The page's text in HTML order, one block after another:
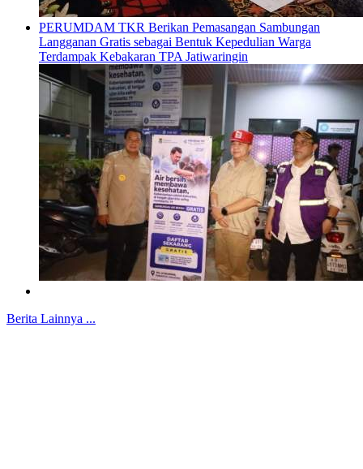
PERUMDAM TKR Berikan Pemasangan Sambungan
Langganan Gratis sebagai Bentuk Kepedulian Warga
Terdampak Kebakaran TPA Jatiwaringin
Berita Lainnya ...